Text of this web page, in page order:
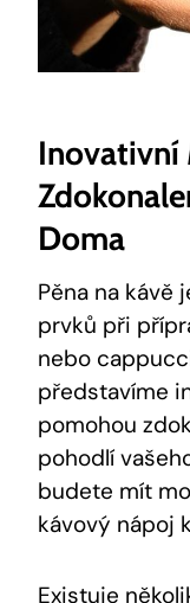
Inovativní
Doma
Pěna na kávě
prvků při
nebo
představíme
pomohou
pohodlí
budete mít
kávový nápoj
Existuje